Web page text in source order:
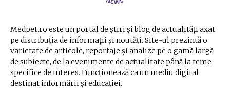
Medpet.ro este un portal de știri și blog de actualități axat
pe distribuția de informații și noutăți. Site-ul prezintă o
varietate de articole, reportaje și analize pe o gamă largă
de subiecte, de la evenimente de actualitate până la teme
specifice de interes. Funcționează ca un mediu digital
destinat informării și educației.